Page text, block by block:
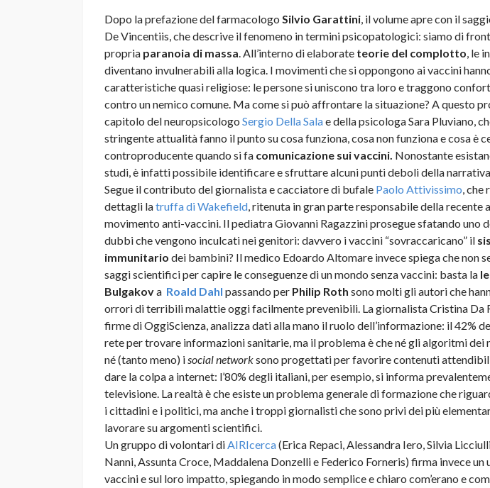
Dopo la prefazione del farmacologo Silvio Garattini, il volume apre con il
De Vincentiis, che descrive il fenomeno in termini psicopatologici: siamo di
propria paranoia di massa. All’interno di elaborate teorie del complotto, le
diventano invulnerabili alla logica. I movimenti che si oppongono ai vaccini
caratteristiche quasi religiose: le persone si uniscono tra loro e traggono
contro un nemico comune. Ma come si può affrontare la situazione? A questo
capitolo del neuropsicologo Sergio Della Salae della psicologa Sara Pluviano,
stringente attualità fanno il punto su cosa funziona, cosa non funziona e cosa è
controproducente quando si fa comunicazione sui vaccini. Nonostante
studi, è infatti possibile identificare e sfruttare alcuni punti deboli della
Segue il contributo del giornalista e cacciatore di bufale Paolo Attivissimo, che
dettagli latruffa di Wakefield, ritenuta in gran parte responsabile della recente
movimento anti-vaccini. Il pediatra Giovanni Ragazziniprosegue sfatando uno
dubbi che vengono inculcati nei genitori: davvero i vaccini “sovraccaricano” il
immunitario dei bambini? Il medico Edoardo Altomare invece spiega che non
saggi scientifici per capire le conseguenze di un mondo senza vaccini: basta la
Bulgakova Roald Dahl passando per Philip Roth sono molti gli autori che
orrori di terribili malattie oggi facilmente prevenibili. La giornalista Cristina Da
firme di OggiScienza, analizza dati alla mano il ruolo dell’informazione: il 42%
rete per trovare informazioni sanitarie, ma il problema è che né gli algoritmi dei
né (tanto meno) isocial networksono progettati per favorire contenuti
dare la colpa a internet: l’80% degli italiani, per esempio, si informa
televisione. La realtà è che esiste un problema generale di formazione che
i cittadini e i politici, ma anche i troppi giornalisti che sono privi dei più
lavorare su argomenti scientifici.
Un gruppo di volontari diAIRIcerca(Erica Repaci, Alessandra Iero, Silvia
Nanni, Assunta Croce, Maddalena Donzelli e Federico Forneris) firma invece un
vaccini e sul loro impatto, spiegando in modo semplice e chiaro com’erano e